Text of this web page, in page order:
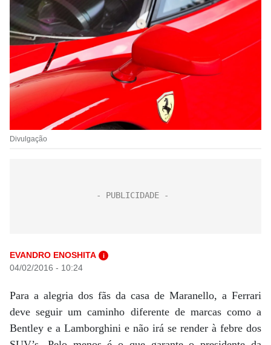
Divulgação
EVANDRO ENOSHITA i
04/02/2016 - 10:24
Para a alegria dos fãs da casa de Maranello, a Ferrari
deve seguir um caminho diferente de marcas como a
Bentley e a Lamborghini e não irá se render à febre dos